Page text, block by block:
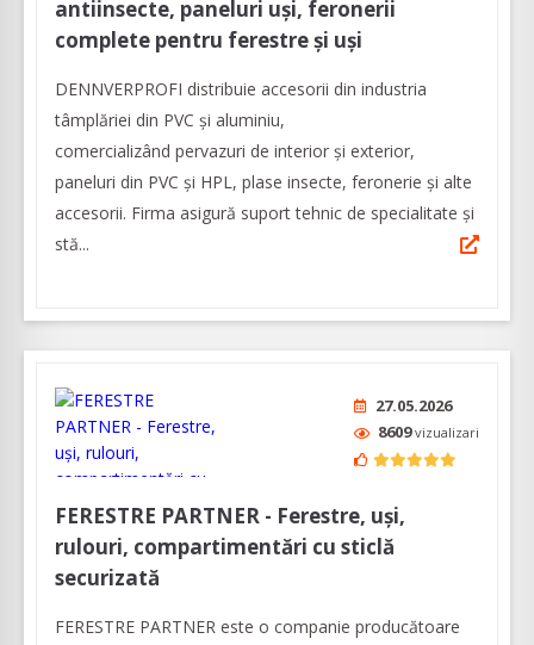
antiinsecte, paneluri uși, feronerii
complete pentru ferestre și uși
DENNVERPROFI distribuie accesorii din industria
tâmplăriei din PVC și aluminiu,
comercializând pervazuri de interior și exterior,
paneluri din PVC și HPL, plase insecte, feronerie și alte
accesorii. Firma asigură suport tehnic de specialitate și
stă...
27.05.2026
8609vizualizari
FERESTRE PARTNER - Ferestre, uși,
rulouri, compartimentări cu sticlă
securizată
FERESTRE PARTNER este o companie producătoare